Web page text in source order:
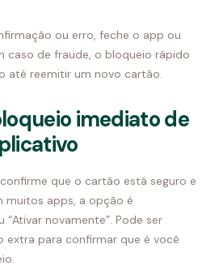
ou erro, feche o app ou
caso de fraude, o bloqueio rápido
até reemitir um novo cartão.
imediato de
que o cartão está seguro e
muitos apps, a opção é
“Ativar novamente”. Pode ser
extra para confirmar que é você